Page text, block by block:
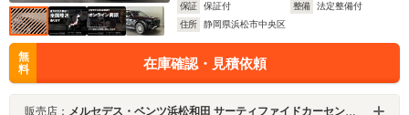
保証
保証付 整備
法定整備付
住所
静岡県浜松市中央区
無
料
在庫確認・見積依頼
販売店： メルセデス・ベンツ浜松和田 サーティファイドカーセンター